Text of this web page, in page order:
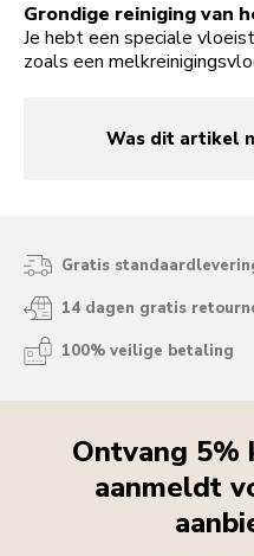
Grondige reiniging van
Je hebt een speciale
zoals een
Was dit artikel
yes
no
Gratis
14 dagen gratis
100% veilige betaling
Ontvang 5%
aanmeldt